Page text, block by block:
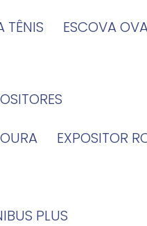
TÊNIS ESCOVA
EXPOSITOR
PLUS